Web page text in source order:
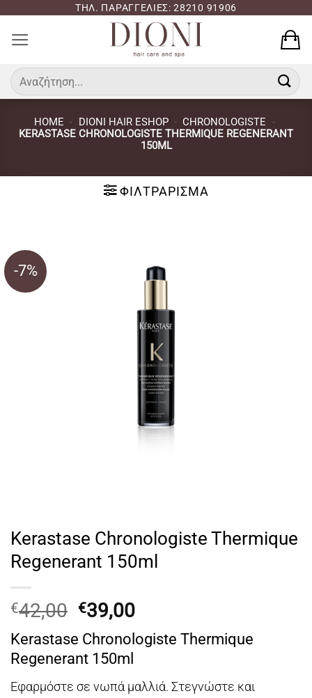
περιεχόμενο
ΤΗΛ. ΠΑΡΑΓΓΕΛΙΕΣ: 28210 91906
Αναζήτηση
για:
HOME - DIONI HAIR ESHOP - CHRONOLOGISTE -
KERASTASE CHRONOLOGISTE THERMIQUE REGENERANT
150ML
ΦΙΛΤΡΆΡΙΣΜΑ
-7%
Kerastase Chronologiste Thermique
Regenerant 150ml
€42,00 Original
price
was:
€42,00.
€39,00Η
τρέχουσα
τιμή
€39,00.
Kerastase Chronologiste Thermique
Regenerant 150ml
Εφαρμόστε σε νωπά μαλλιά. Στεγνώστε και